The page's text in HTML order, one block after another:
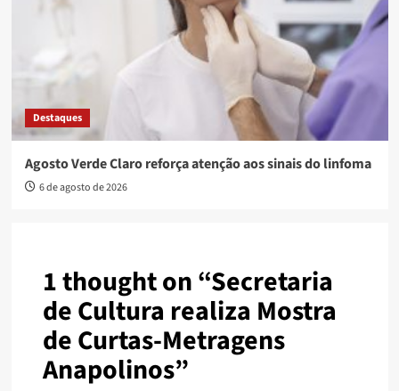
Destaques
Agosto Verde Claro reforça atenção aos sinais do linfoma
6 de agosto de 2026
1 thought on “Secretaria
de Cultura realiza Mostra
de Curtas-Metragens
Anapolinos”